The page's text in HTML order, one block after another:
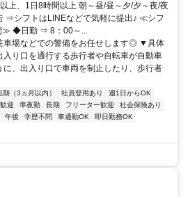
上、1日8時間以上 朝～昼/昼～夕/夕～夜/夜
⇒シフトはLINEなどで気軽に提出♪ ≪シフ
≫ ◆日勤 ⇒ 8：00～...
車場などでの警備をお任せします◎ ▼具体
り口を通行する歩行者や自転車が自動車
に、出入り口で車両を制止したり、歩行者
期（3ヵ月以内） 社員登用あり
週1日からOK
迎 準夜勤 長期 フリーター歓迎
社会保険あり
午後 学歴不問 車通勤OK
即日勤務OK